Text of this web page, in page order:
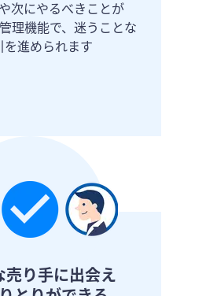
次にやるべきことが
理機能で、迷うことな
を進められます
売り手に出会え